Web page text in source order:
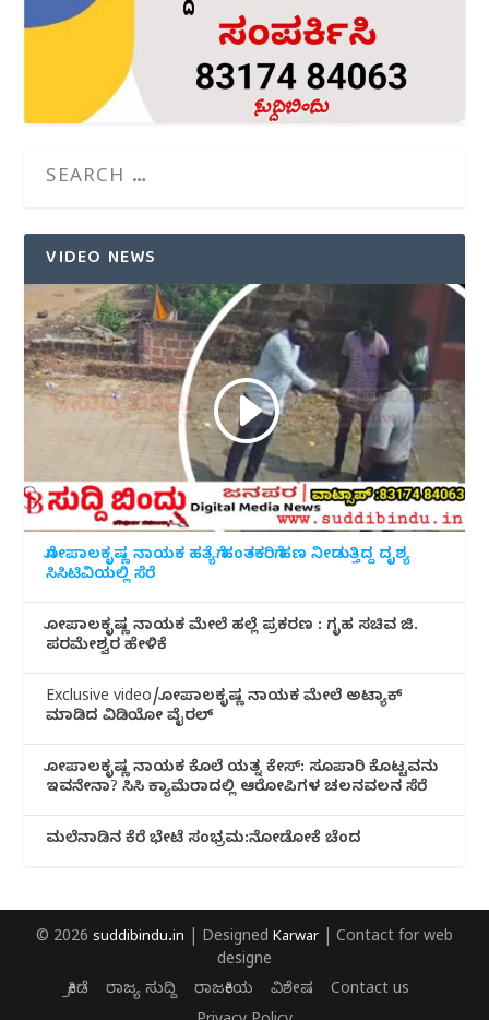
VIDEO NEWS
ಗೋಪಾಲಕೃಷ್ಣ ನಾಯಕ ಹತ್ಯೆಗೆ ಹಂತಕರಿಗೆ ಹಣ ನೀಡುತ್ತಿದ್ದ ದೃಶ್ಯ
ಸಿಸಿಟಿವಿಯಲ್ಲಿ ಸೆರೆ
ಗೋಪಾಲಕೃಷ್ಣ ನಾಯಕ ಮೇಲೆ ಹಲ್ಲೆ ಪ್ರಕರಣ : ಗೃಹ ಸಚಿವ ಜಿ.
ಪರಮೇಶ್ವರ ಹೇಳಿಕೆ
Exclusive video/ಗೋಪಾಲಕೃಷ್ಣ ನಾಯಕ ಮೇಲೆ ಅಟ್ಯಾಕ್
ಮಾಡಿದ ವಿಡಿಯೋ ವೈರಲ್
ಗೋಪಾಲಕೃಷ್ಣ ನಾಯಕ ಕೊಲೆ ಯತ್ನ ಕೇಸ್: ಸೂಪಾರಿ ಕೊಟ್ಟವನು
ಇವನೇನಾ? ಸಿಸಿ ಕ್ಯಾಮೆರಾದಲ್ಲಿ ಆರೋಪಿಗಳ ಚಲನವಲನ ಸೆರೆ
ಮಲೆನಾಡಿ‌ನ ಕೆರೆ ಭೇಟೆ ಸಂಭ್ರಮ:ನೋಡೋಕೆ ಚೆಂದ
© 2026 suddibindu.in | Designed Karwar | Contact for web
designe
ಕ್ರೀಡೆ
ರಾಜ್ಯ ಸುದ್ದಿ ರಾಜಕೀಯ ವಿಶೇಷ
Contact us